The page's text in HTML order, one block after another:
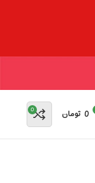
0 تومان 0